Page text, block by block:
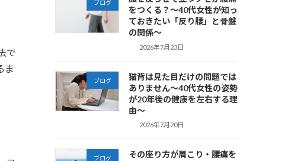
で
ま
ブログ
をつくる？～40代女性が知っ
ておきたい「反り腰」と骨盤
の関係～
2026年7月23日
ブログ
猫背は見た目だけの問題では
ありません～40代女性の姿勢
が20年後の健康を左右する理
由～
2026年7月20日
ブログ
その座り方が肩こり・腰痛を